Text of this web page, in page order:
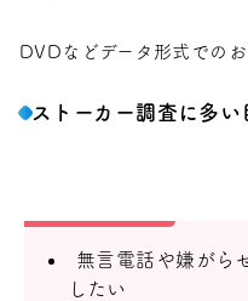
DVDなどデータ形式でのお
ストーカー調査に多い
無言電話や嫌がら
したい